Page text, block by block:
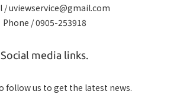
/ uviewservice@gmail.com
Phone / 0905-253918
Social media links.
follow us to get the latest news.